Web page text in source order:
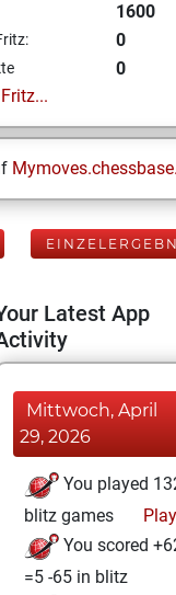
1600
0
0
Latest App
Mittwoch, April
29, 2026
You played
blitz games
Play
You scored
=5 -65 in blitz